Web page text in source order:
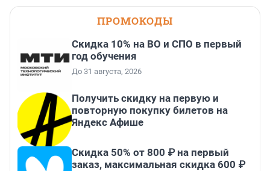
ПРОМОКОДЫ
Скидка 10% на ВО и СПО в первый
год обучения
До 31 августа, 2026
Получить скидку на первую и
повторную покупку билетов на
Яндекс Афише
Скидка 50% от 800 ₽ на первый
заказ, максимальная скидка 600 ₽